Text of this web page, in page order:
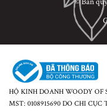
HỘ KINH DOANH WOODY OF
MST: 0108915690 DO CHI